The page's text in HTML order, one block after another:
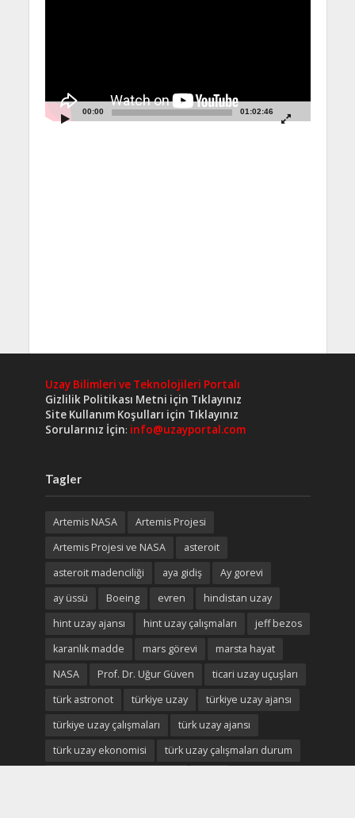
00:00 01:02:46
Uzay Bilimleri ve Teknolojileri Portalı
Gizlilik Politikası Metni için Tıklayınız
Site Kullanım Koşulları için Tıklayınız
Sorularınız İçin: info@uzayportal.com
Tagler
Artemis NASA
Artemis Projesi
Artemis Projesi ve NASA
asteroit
asteroit madenciliği
aya gidiş
Ay gorevi
ay üssü
Boeing evren
hindistan uzay
hint uzay ajansı
hint uzay çalışmaları
jeff bezos
karanlık madde
mars görevi
marsta hayat
NASA
Prof. Dr. Uğur Güven
ticari uzay uçuşları
türk astronot
türkiye uzay
türkiye uzay ajansı
türkiye uzay çalışmaları
türk uzay ajansı
türk uzay ekonomisi
türk uzay çalışmaları durum